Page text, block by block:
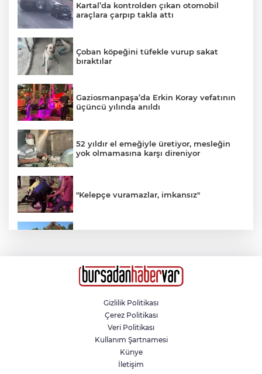
Kartal’da kontrolden çıkan otomobil
araçlara çarpıp takla attı
Çoban köpeğini tüfekle vurup sakat
bıraktılar
Gaziosmanpaşa’da Erkin Koray vefatının
üçüncü yılında anıldı
52 yıldır el emeğiyle üretiyor, mesleğin
yok olmamasına karşı direniyor
"Kelepçe vuramazlar, imkansız"
Kahvehaneye gelen sincabı elleriyle
Bursaspor'da Halil Akbunar Gelişmesi
Gizlilik Politikası
Çerez Politikası
Veri Politikası
Kullanım Şartnamesi
Künye
İletişim